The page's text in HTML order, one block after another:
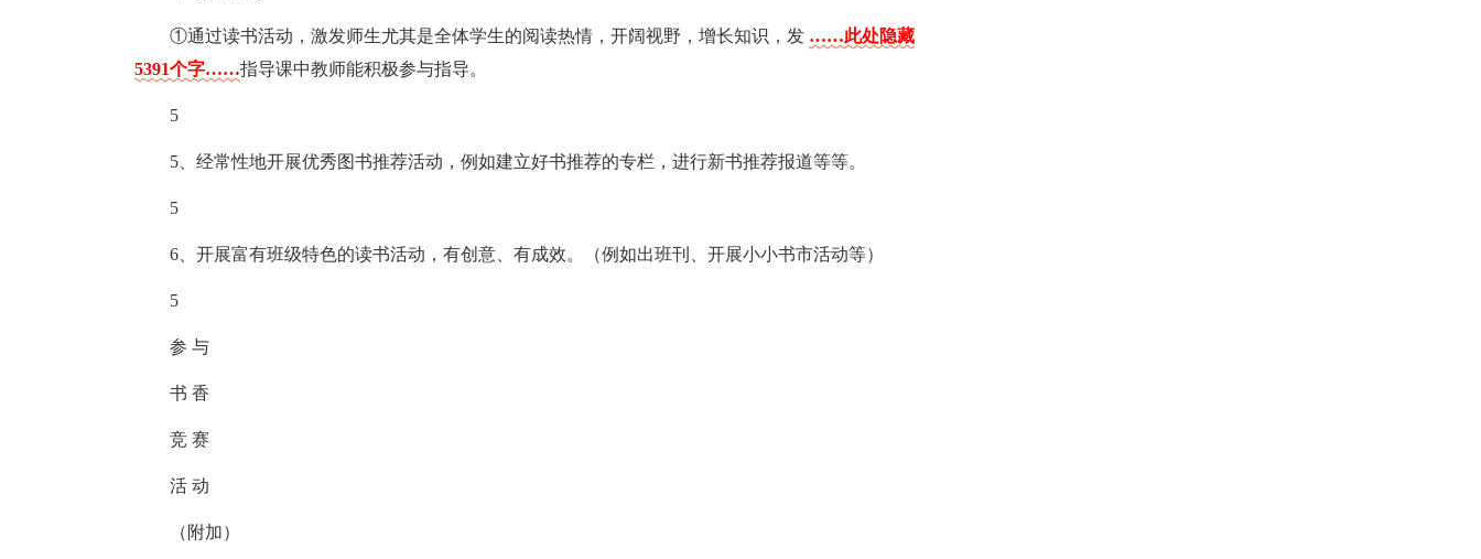
①通过读书活动，激发师生尤其是全体学生的阅读热情，开阔视野，增长知识，发 ……此处隐藏
5391个字……指导课中教师能积极参与指导。
5
5、经常性地开展优秀图书推荐活动，例如建立好书推荐的专栏，进行新书推荐报道等等。
5
6、开展富有班级特色的读书活动，有创意、有成效。（例如出班刊、开展小小书市活动等）
5
参 与
书 香
竞 赛
活 动
（附加）